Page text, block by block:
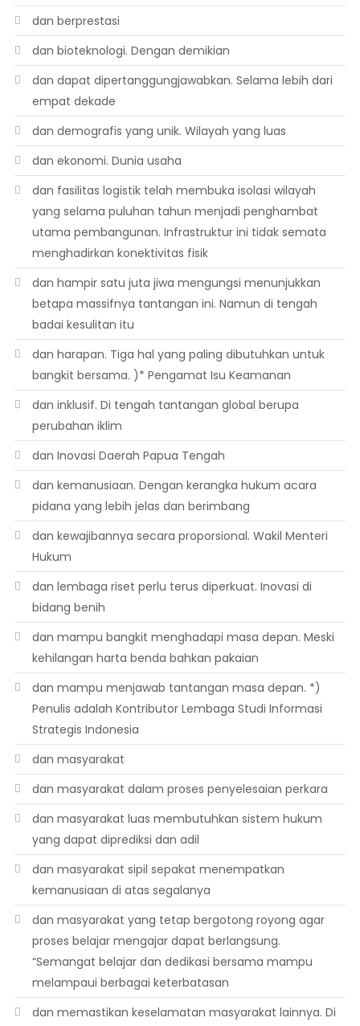
dan berprestasi
dan bioteknologi. Dengan demikian
dan dapat dipertanggungjawabkan. Selama lebih dari
empat dekade
dan demografis yang unik. Wilayah yang luas
dan ekonomi. Dunia usaha
dan fasilitas logistik telah membuka isolasi wilayah
yang selama puluhan tahun menjadi penghambat
utama pembangunan. Infrastruktur ini tidak semata
menghadirkan konektivitas fisik
dan hampir satu juta jiwa mengungsi menunjukkan
betapa massifnya tantangan ini. Namun di tengah
badai kesulitan itu
dan harapan. Tiga hal yang paling dibutuhkan untuk
bangkit bersama. )* Pengamat Isu Keamanan
dan inklusif. Di tengah tantangan global berupa
perubahan iklim
dan Inovasi Daerah Papua Tengah
dan kemanusiaan. Dengan kerangka hukum acara
pidana yang lebih jelas dan berimbang
dan kewajibannya secara proporsional. Wakil Menteri
Hukum
dan lembaga riset perlu terus diperkuat. Inovasi di
bidang benih
dan mampu bangkit menghadapi masa depan. Meski
kehilangan harta benda bahkan pakaian
dan mampu menjawab tantangan masa depan. *)
Penulis adalah Kontributor Lembaga Studi Informasi
Strategis Indonesia
dan masyarakat
dan masyarakat dalam proses penyelesaian perkara
dan masyarakat luas membutuhkan sistem hukum
yang dapat diprediksi dan adil
dan masyarakat sipil sepakat menempatkan
kemanusiaan di atas segalanya
dan masyarakat yang tetap bergotong royong agar
proses belajar mengajar dapat berlangsung.
“Semangat belajar dan dedikasi bersama mampu
melampaui berbagai keterbatasan
dan memastikan keselamatan masyarakat lainnya. Di